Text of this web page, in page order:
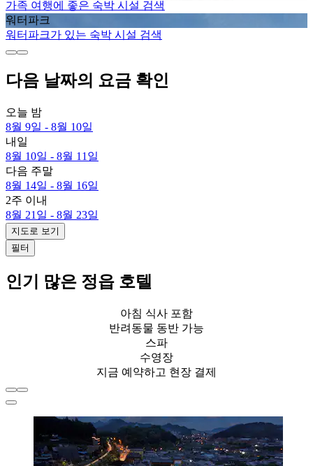
가족 여행에 좋은 숙박 시설 검색
워터파크
워터파크가 있는 숙박 시설 검색
다음 날짜의 요금 확인
오늘 밤
8월 9일 - 8월 10일
내일
8월 10일 - 8월 11일
다음 주말
8월 14일 - 8월 16일
2주 이내
8월 21일 - 8월 23일
지도로 보기
필터
인기 많은 정읍 호텔
아침 식사 포함
반려동물 동반 가능
스파
수영장
지금 예약하고 현장 결제